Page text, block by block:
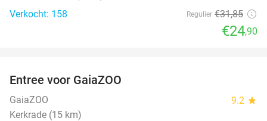
Verkocht: 158
Regulier €31,85
€24,90
Entree voor GaiaZOO
GaiaZOO 9.2 star
Kerkrade (15 km)